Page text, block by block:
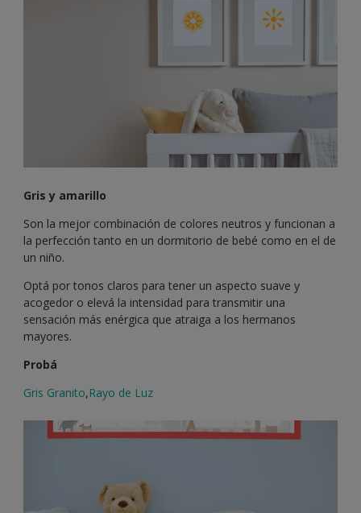
Gris y amarillo
Son la mejor combinación de colores neutros y funcionan a
la perfección tanto en un dormitorio de bebé como en el de
un niño.
Optá por tonos claros para tener un aspecto suave y
acogedor o elevá la intensidad para transmitir una
sensación más enérgica que atraiga a los hermanos
mayores.
Probá
Gris Granito,Rayo de Luz